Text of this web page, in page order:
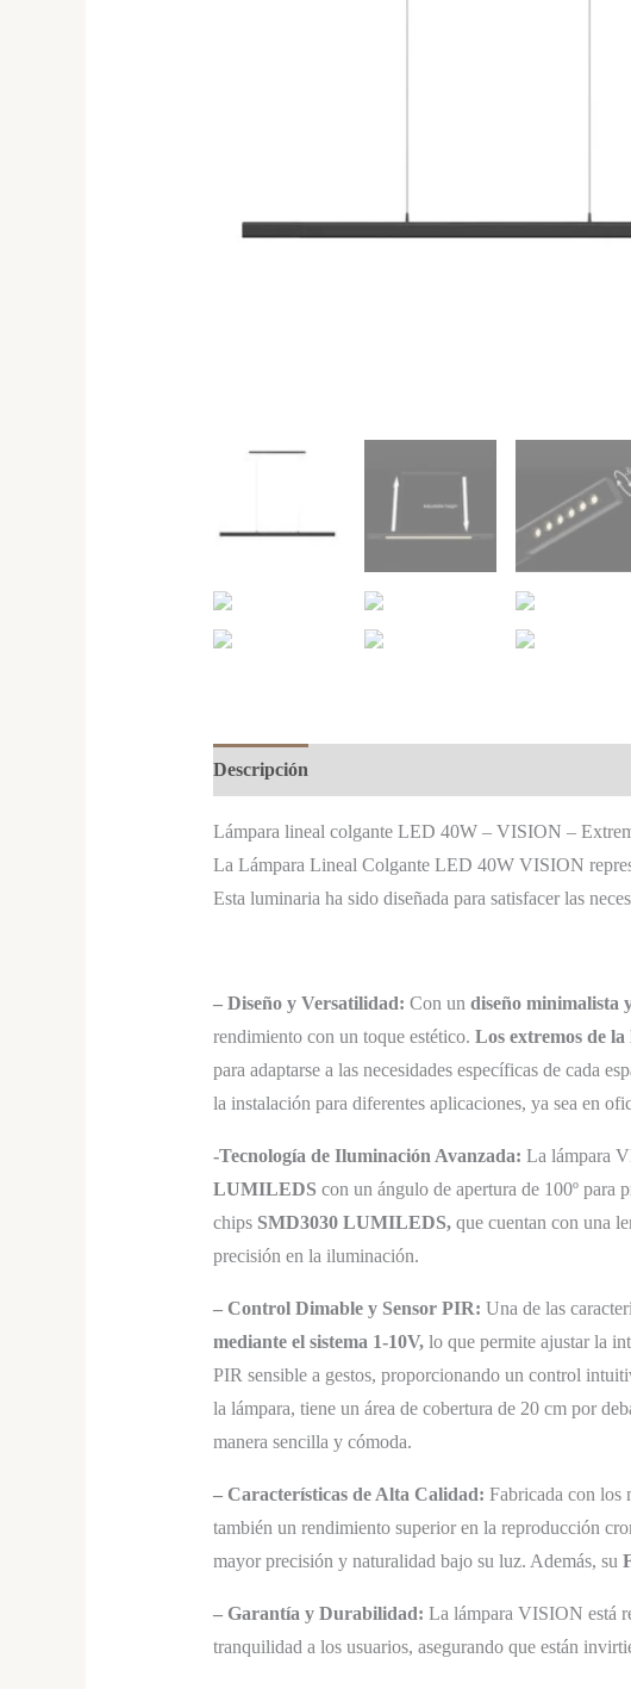
Descripción
Lámpara lineal colgante LED 40W – VISION –
La Lámpara Lineal Colgante LED 40W VISION
Esta luminaria ha sido diseñada para satisfacer las
– Diseño y Versatilidad: Con un diseño minimalista
rendimiento con un toque estético. Los extremos de la
para adaptarse a las necesidades específicas de cada
la instalación para diferentes aplicaciones, ya sea en
-Tecnología de Iluminación Avanzada: La lámpara
LUMILEDS con un ángulo de apertura de 100º
chips SMD3030 LUMILEDS,que cuentan con una
precisión en la iluminación.
– Control Dimable y Sensor PIR: Una de las
mediante el sistema 1-10V,lo que permite ajustar la
PIR sensible a gestos, proporcionando un control
la lámpara, tiene un área de cobertura de 20 cm por
manera sencilla y cómoda.
– Características de Alta Calidad: Fabricada con los
también un rendimiento superior en la reproducción
mayor precisión y naturalidad bajo su luz. Además, su
– Garantía y Durabilidad: La lámpara VISION está
tranquilidad a los usuarios, asegurando que están